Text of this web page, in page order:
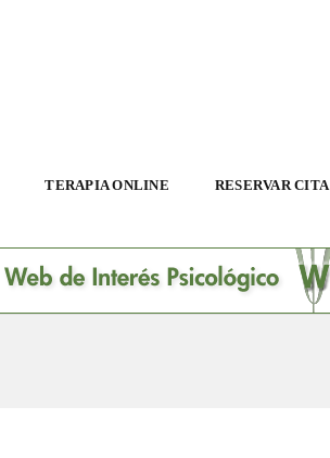
TERAPIA ONLINE RESERVAR CITA